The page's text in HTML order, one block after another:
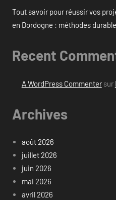
Tout savoir pour réussir vos
en Dordogne : méthodes
Recent
A WordPress Commentersur
Archives
août 2026
juillet 2026
juin 2026
mai 2026
avril 2026